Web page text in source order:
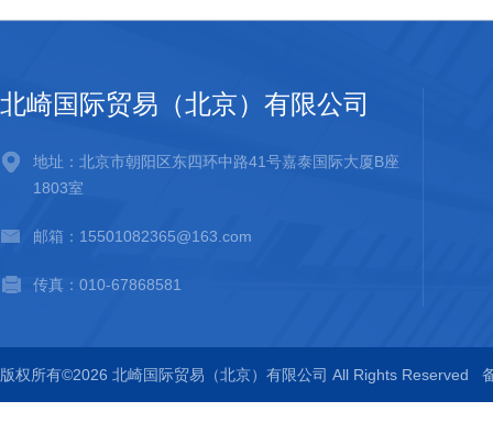
北崎国际贸易（北京）有限公司
地址：北京市朝阳区东四环中路41号嘉泰国际大厦B座
1803室
邮箱：15501082365@163.com
传真：010-67868581
版权所有©2026 北崎国际贸易（北京）有限公司 All Rights Reserved